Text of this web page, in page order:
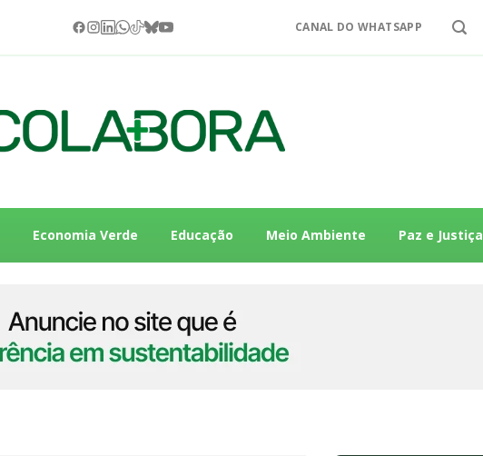
CANAL DO WHATSAPP
Economia Verde Educação Meio Ambiente Paz e Justiça